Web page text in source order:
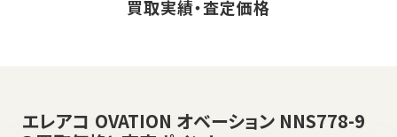
買取実績・査定価格
エレアコ OVATION オベーション NNS778-9